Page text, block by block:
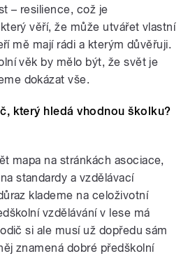
– resilience, což je
věří, že může utvářet vlastní
mě mají rádi a kterým důvěřuji.
věk by mělo být, že svět je
dokázat vše.
který hledá vhodnou školku?
mapa na stránkách asociace,
standardy a vzdělávací
klademe na celoživotní
vzdělávání v lese má
si ale musí už dopředu sám
znamená dobré předškolní